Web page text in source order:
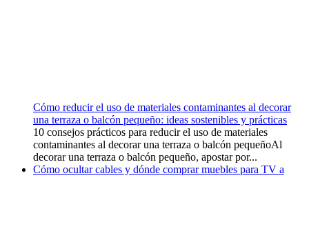
Cómo reducir el uso de materiales contaminantes al decorar
una terraza o balcón pequeño: ideas sostenibles y prácticas
10 consejos prácticos para reducir el uso de materiales
contaminantes al decorar una terraza o balcón pequeñoAl
decorar una terraza o balcón pequeño, apostar por...
Cómo ocultar cables y dónde comprar muebles para TV a